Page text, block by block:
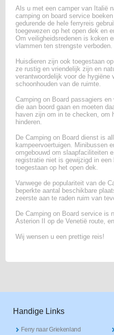
Als u met een camper van Italië
camping on board service
gedurende de hele ferryreis
toegewezen op het open dek en
Om veiligheidsredenen is koken
vlammen ten strengste verboden.
Huisdieren zijn ook toegestaan
ze rustig en vriendelijk zijn en
verantwoordelijk voor de hygiëne
schoonhouden van de ruimte.
Camping on Board passagiers
die aan boord gaan en moeten
haven zijn om in te checken, om
hinderen.
De Camping on Board dienst is
kampeervoertuigen. Minibussen
omgebouwd om slaapfaciliteiten
registratie niet is gewijzigd in
toegestaan op het open dek.
Vanwege de populariteit van de
beperkte aantal beschikbare
zeerste aan te raden ruim van
De Camping on Board service is
Asterion II op de Venetië route,
Wij wensen u een prettige reis!
Handige Links
Ferry naar Griekenland